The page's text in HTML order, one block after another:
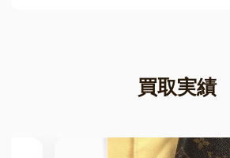
買取実績